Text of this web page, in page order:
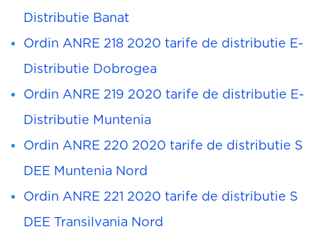
Distributie Banat
Ordin ANRE 218 2020 tarife de distributie E-
Distributie Dobrogea
Ordin ANRE 219 2020 tarife de distributie E-
Distributie Muntenia
Ordin ANRE 220 2020 tarife de distributie S
DEE Muntenia Nord
Ordin ANRE 221 2020 tarife de distributie S
DEE Transilvania Nord